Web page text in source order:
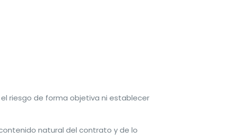
riesgo de forma objetiva ni establecer
natural del contrato y de lo